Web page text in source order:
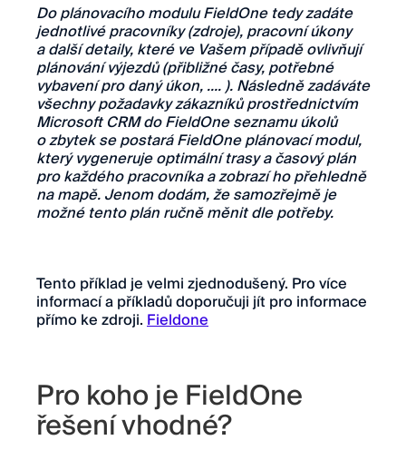
Do plánovacího modulu FieldOne tedy zadáte
jednotlivé pracovníky (zdroje), pracovní úkony
a další detaily, které ve Vašem případě ovlivňují
plánování výjezdů (přibližné časy, potřebné
vybavení pro daný úkon, …. ). Následně zadáváte
všechny požadavky zákazníků prostřednictvím
Microsoft CRM do FieldOne seznamu úkolů
o zbytek se postará FieldOne plánovací modul,
který vygeneruje optimální trasy a časový plán
pro každého pracovníka a zobrazí ho přehledně
na mapě. Jenom dodám, že samozřejmě je
možné tento plán ručně měnit dle potřeby.
Tento příklad je velmi zjednodušený. Pro více
informací a příkladů doporučuji jít pro informace
přímo ke zdroji.Fieldone
Pro koho je FieldOne
řešení vhodné?